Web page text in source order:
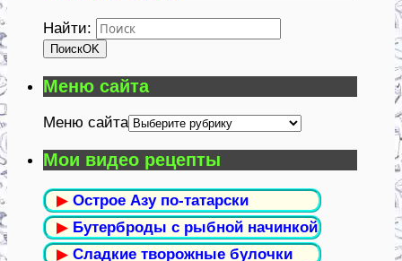
Найти:
ПоискOK
Меню сайта
Меню сайта
Мои видео рецепты
▶ Острое Азу по-татарски
▶ Бутерброды с рыбной начинкой
▶ Сладкие творожные булочки